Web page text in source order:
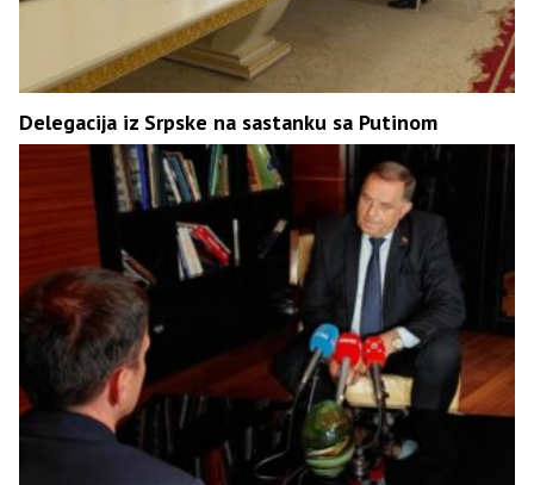
Delegacija iz Srpske na sastanku sa Putinom